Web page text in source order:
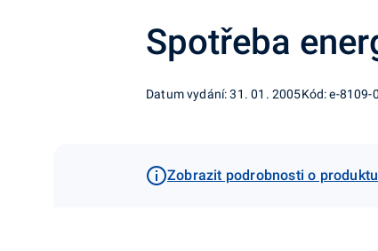
Spotřeba
Datum vydání: 31. 01. 2005Kód: e-8109-
Zobrazit podrobnosti o produktu